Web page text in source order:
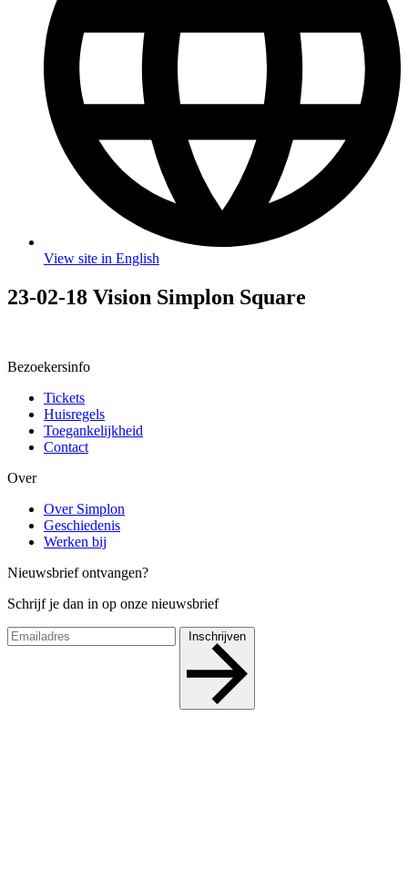
View site in English
23-02-18 Vision Simplon Square
Bezoekersinfo
Tickets
Huisregels
Toegankelijkheid
Contact
Over
Over Simplon
Geschiedenis
Werken bij
Nieuwsbrief ontvangen?
Schrijf je dan in op onze nieuwsbrief
Inschrijven